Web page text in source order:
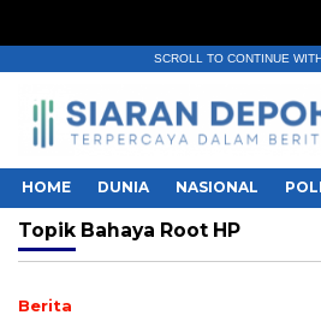
SCROLL TO CONTINUE
HOME DUNIA NASIONAL
Topik Bahaya Root HP
Berita